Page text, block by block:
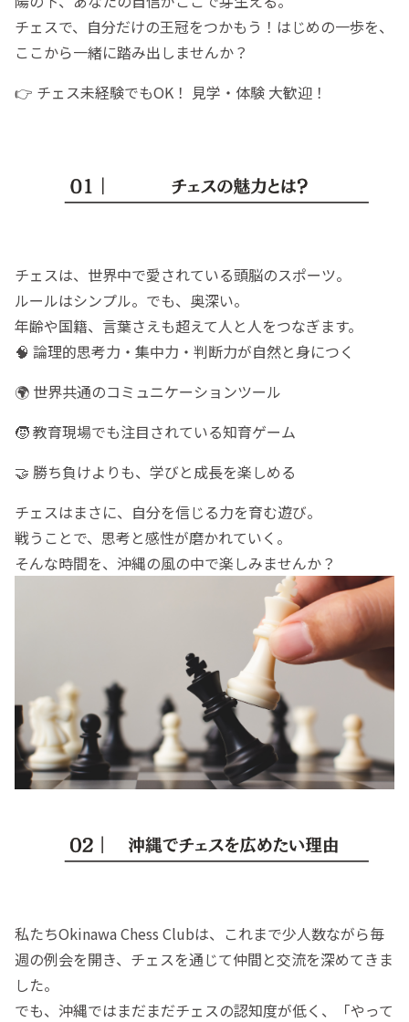
チェスで、自分だけの王冠をつかもう！はじめの一歩を、
ここから一緒に踏み出しませんか？
👉 チェス未経験でもOK！ 見学・体験 大歓迎！
チェスは、世界中で愛されている頭脳のスポーツ。
ルールはシンプル。でも、奥深い。
年齢や国籍、言葉さえも超えて人と人をつなぎます。
🧠 論理的思考力・集中力・判断力が自然と身につく
🌍 世界共通のコミュニケーションツール
🧒 教育現場でも注目されている知育ゲーム
🤝 勝ち負けよりも、学びと成長を楽しめる
チェスはまさに、自分を信じる力を育む遊び。
戦うことで、思考と感性が磨かれていく。
そんな時間を、沖縄の風の中で楽しみませんか？
私たちOkinawa Chess Clubは、これまで少人数ながら毎
週の例会を開き、チェスを通じて仲間と交流を深めてきま
した。
でも、沖縄ではまだまだチェスの認知度が低く、「やって